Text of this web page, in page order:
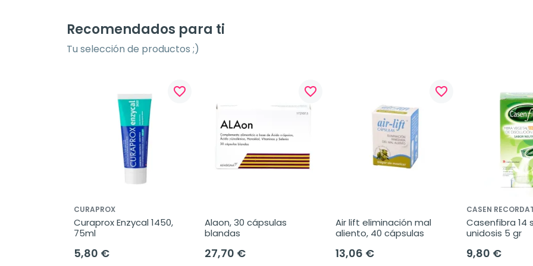
Recomendados para ti
Tu selección de productos ;)
favorite_border
CURAPROX
Curaprox Enzycal 1450,
75ml
5,80 €
favorite_border
Alaon, 30 cápsulas
blandas
27,70 €
favorite_border
Air lift eliminación mal
aliento, 40 cápsulas
13,06 €
CASEN
Casenfibra 14
unidosis 5 gr
9,80 €